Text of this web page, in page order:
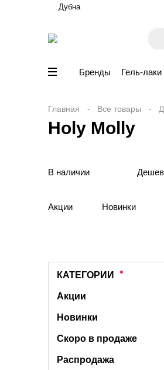
Дубна
Бренды Гель-лаки
Главная Все товары
Holy Molly
В наличии
Акции Новинки
КАТЕГОРИИ
Акции
Новинки
Скоро в продаже
Распродажа